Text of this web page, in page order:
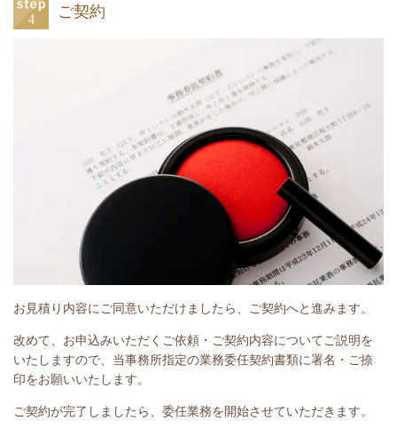
ご契約
お見積り内容にご同意いただけましたら、ご契約へと進みます。
改めて、お申込みいただくご依頼・ご契約内容についてご説明を
いたしますので、当事務所指定の業務委任契約書類に署名・ご捺
印をお願いいたします。
ご契約が完了しましたら、委任業務を開始させていただきます。